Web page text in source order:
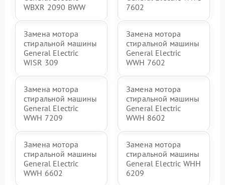
WBXR 2090 BWW
7602
Замена мотора
стиральной машины
General Electric
WISR 309
Замена мотора
стиральной машины
General Electric
WWH 7602
Замена мотора
стиральной машины
General Electric
WWH 7209
Замена мотора
стиральной машины
General Electric
WWH 8602
Замена мотора
стиральной машины
General Electric
WWH 6602
Замена мотора
стиральной машины
General Electric WHH
6209